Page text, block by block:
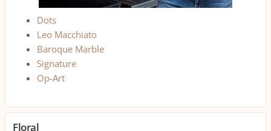
Dots
Leo Macchiato
Baroque Marble
Signature
Op-Art
Floral